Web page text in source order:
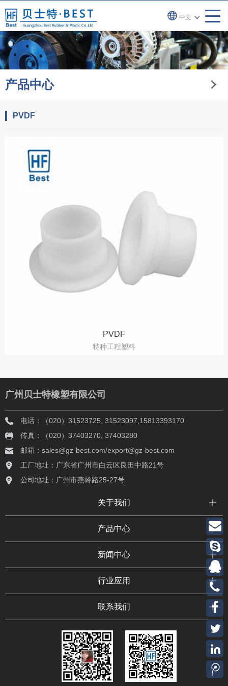
中文
产品中心
PVDF
PVDF
特种工程塑料
广州贝士特橡塑有限公司
电话：（020）31523725, 31523097,15813393170
传真：（020）37403270, 37403280
邮箱：sales@gz-best.com/export@gz-best.com
工厂地址：广东省广州市白云区良田中路21号
公司地址：广州市燕岭路25-27号
关于我们
产品中心
新闻中心
行业应用
联系我们